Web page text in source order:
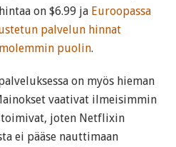
on $6.99 ja Euroopassa
palvelun hinnat
puolin.
on myös hieman
vaativat ilmeisimmin
toimivat, joten Netflixin
ei pääse nauttimaan